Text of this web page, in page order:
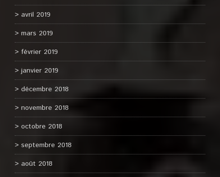
avril 2019
mars 2019
février 2019
janvier 2019
décembre 2018
novembre 2018
octobre 2018
septembre 2018
août 2018